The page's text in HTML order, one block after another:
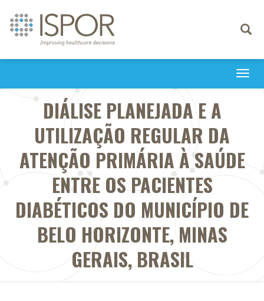
Toggle
DIÁLISE PLANEJADA E A
UTILIZAÇÃO REGULAR DA
ATENÇÃO PRIMÁRIA À SAÚDE
ENTRE OS PACIENTES
DIABÉTICOS DO MUNICÍPIO DE
BELO HORIZONTE, MINAS
GERAIS, BRASIL